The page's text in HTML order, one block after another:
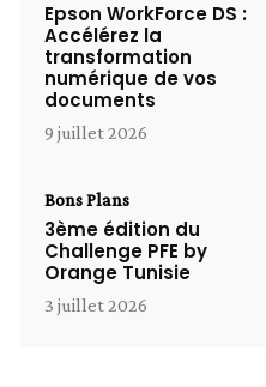
Epson WorkForce DS :
Accélérez la
transformation
numérique de vos
documents
9 juillet 2026
Bons Plans
3ème édition du
Challenge PFE by
Orange Tunisie
3 juillet 2026